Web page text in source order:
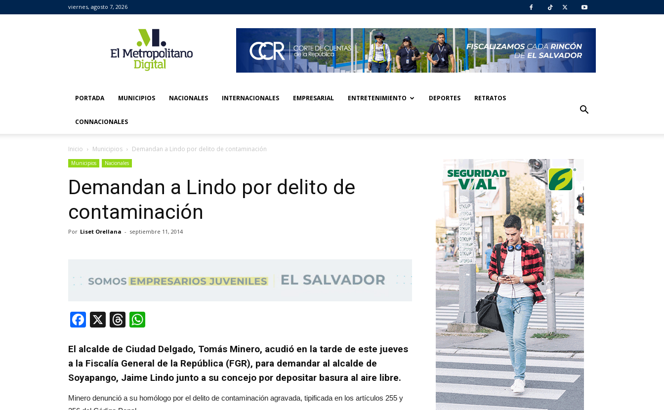
viernes, agosto 7, 2026
Metropolitano
Digital
PORTADA MUNICIPIOS NACIONALES INTERNACIONALES EMPRESARIAL ENTRETENIMIENTO DEPORTES RETRATOS
CONNACIONALES
Inicio Municipios Demandan a Lindo por delito de contaminación
Municipios Nacionales
Demandan a Lindo por delito de
contaminación
Por Liset Orellana - septiembre 11, 2014
Facebook
X Threads
El alcalde de Ciudad Delgado, Tomás Minero, acudió en la tarde de este jueves
a la Fiscalía General de la República (FGR), para demandar al alcalde de
Soyapango, Jaime Lindo junto a su concejo por depositar basura al aire libre.
Minero denunció a su homólogo por el delito de contaminación agravada, tipificada en los artículos 255 y